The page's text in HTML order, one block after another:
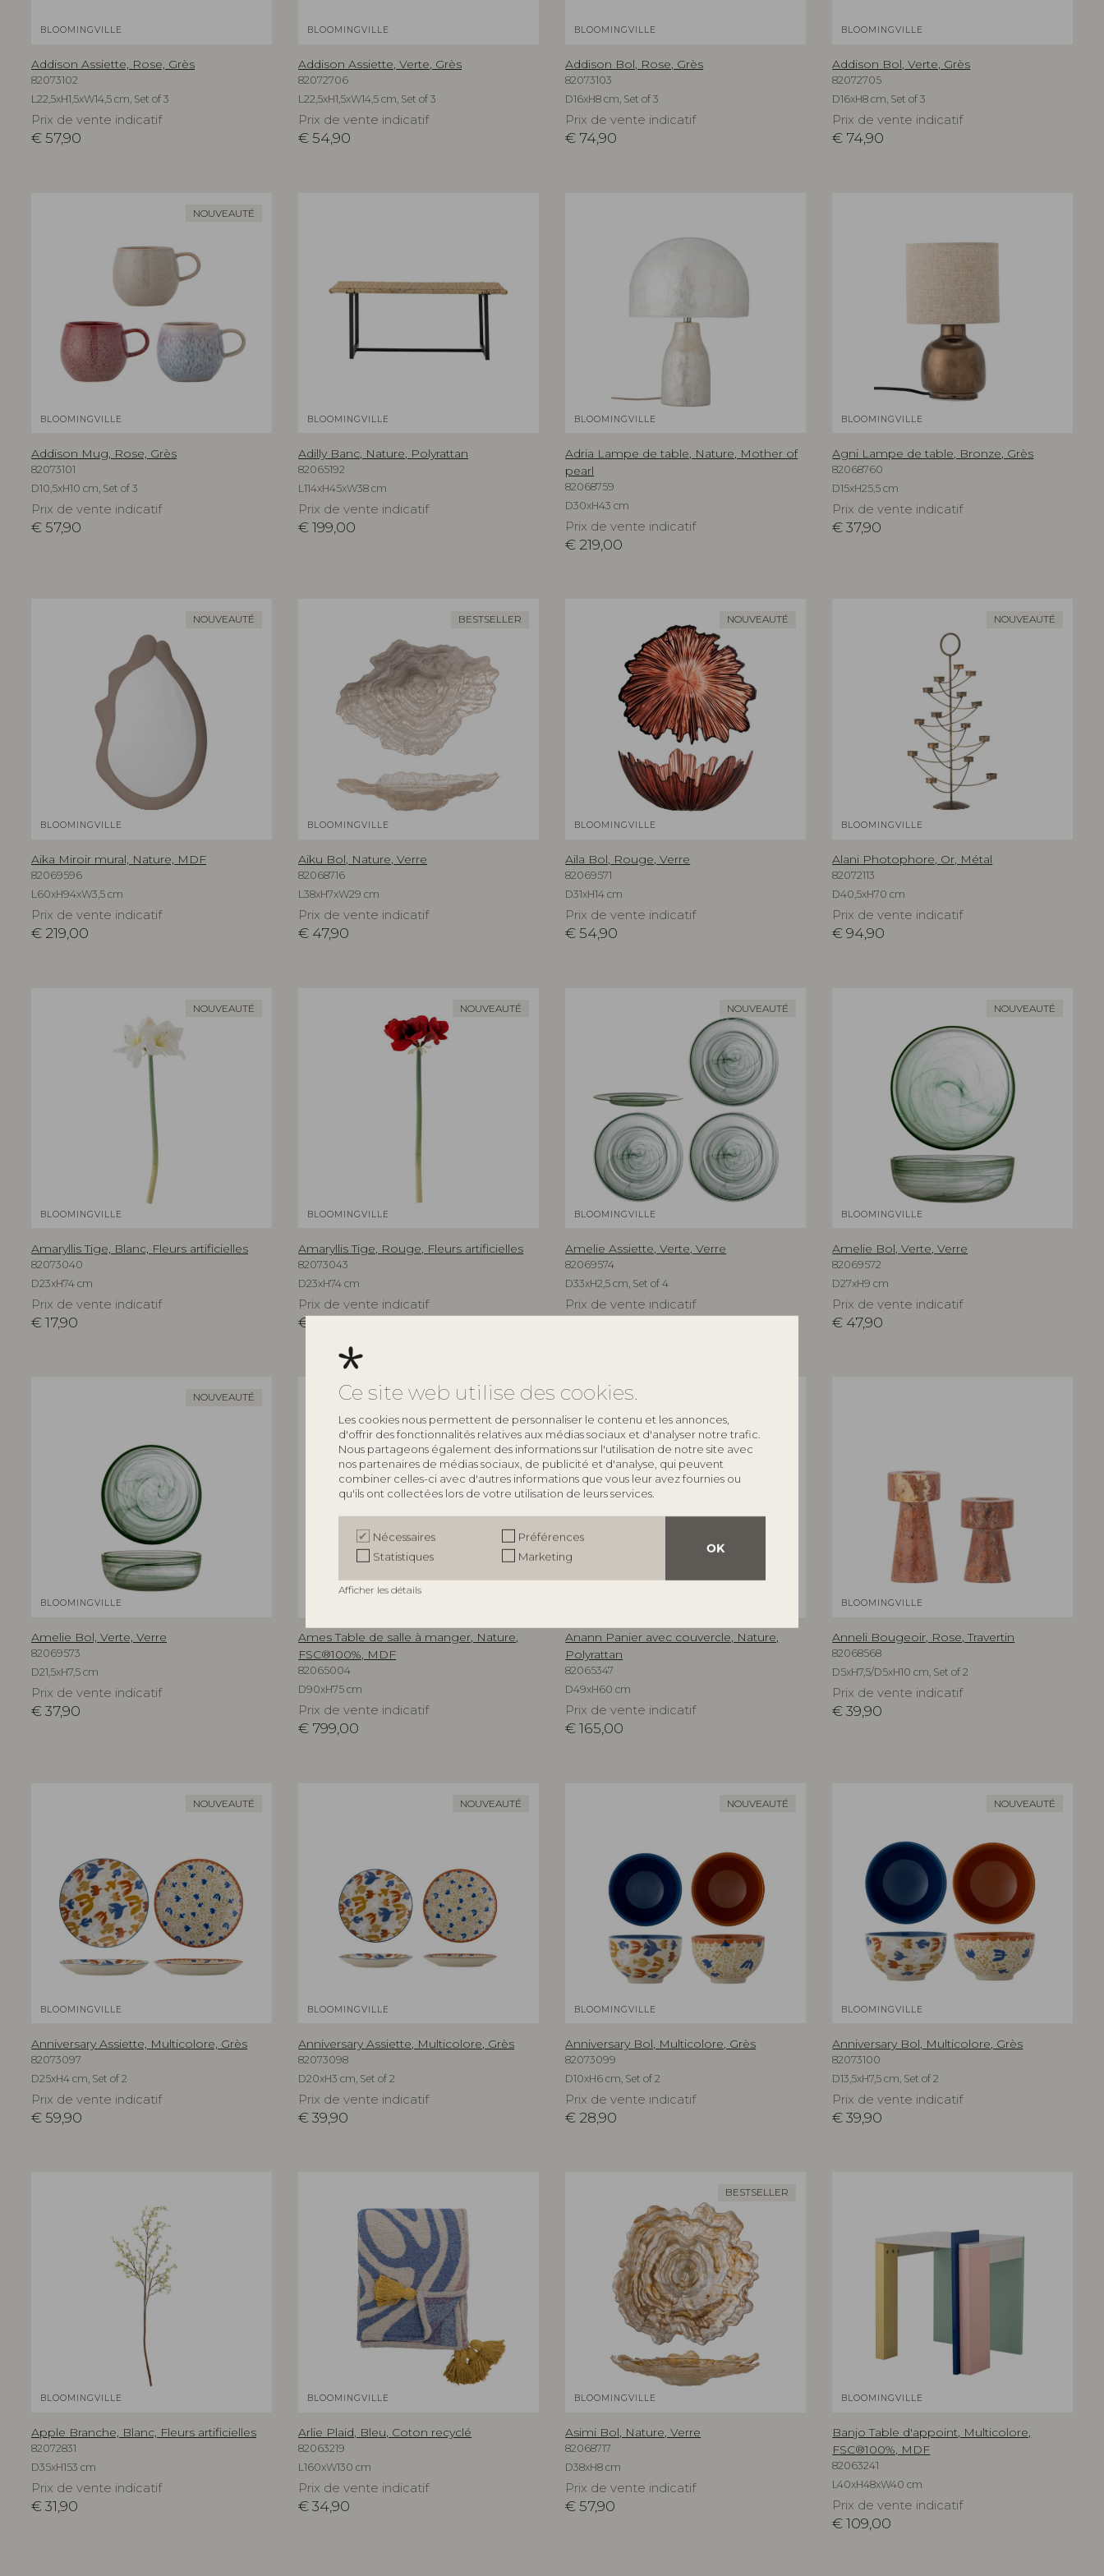
Ce site web utilise des cookies.
Les cookies nous permettent de personnaliser le contenu et les annonces,
d'offrir des fonctionnalités relatives aux médias sociaux et d'analyser notre trafic.
Nous partageons également des informations sur l'utilisation de notre site avec
nos partenaires de médias sociaux, de publicité et d'analyse, qui peuvent
combiner celles-ci avec d'autres informations que vous leur avez fournies ou
qu'ils ont collectées lors de votre utilisation de leurs services.
OK
Nécessaires
Préférences
Statistiques
Marketing
Afficher les détails
BLOOMINGVILLE
Addison Assiette, Rose, Grès
82073102
L22,5xH1,5xW14,5 cm, Set of 3
Prix de vente indicatif
€57,90
BLOOMINGVILLE
Addison Assiette, Verte, Grès
82072706
L22,5xH1,5xW14,5 cm, Set of 3
Prix de vente indicatif
€54,90
BLOOMINGVILLE
Addison Bol, Rose, Grès
82073103
D16xH8 cm, Set of 3
Prix de vente indicatif
€ 74,90
BLOOMINGVILLE
Addison Bol, Verte, Grès
82072705
D16xH8 cm, Set of 3
Prix de vente indicatif
€ 74,90
NOUVEAUTÉ
BLOOMINGVILLE
Addison Mug, Rose, Grès
82073101
D10,5xH10 cm, Set of 3
Prix de vente indicatif
€57,90
BLOOMINGVILLE
Adilly Banc, Nature, Polyrattan
82065192
L114xH45xW38 cm
Prix de vente indicatif
€199,00
BLOOMINGVILLE
Adria Lampe de table, Nature, Mother of
pearl
82068759
D30xH43 cm
Prix de vente indicatif
€ 219,00
BLOOMINGVILLE
Agni Lampe de table, Bronze, Grès
82068760
D15xH25,5 cm
Prix de vente indicatif
€ 37,90
NOUVEAUTÉ
BLOOMINGVILLE
Aika Miroir mural, Nature, MDF
82069596
L60xH94xW3,5 cm
Prix de vente indicatif
€ 219,00
BESTSELLER
BLOOMINGVILLE
Aiku Bol, Nature, Verre
82068716
L38xH7xW29 cm
Prix de vente indicatif
€ 47,90
NOUVEAUTÉ
BLOOMINGVILLE
Aila Bol, Rouge, Verre
82069571
D31xH14 cm
Prix de vente indicatif
€ 54,90
NOUVEAUTÉ
BLOOMINGVILLE
Alani Photophore, Or, Métal
82072113
D40,5xH70 cm
Prix de vente indicatif
€ 94,90
NOUVEAUTÉ
BLOOMINGVILLE
Amaryllis Tige, Blanc, Fleurs artificielles
82073040
D23xH74 cm
Prix de vente indicatif
€17,90
NOUVEAUTÉ
BLOOMINGVILLE
Amaryllis Tige, Rouge, Fleurs artificielles
82073043
D23xH74 cm
Prix de vente indicatif
€
NOUVEAUTÉ
BLOOMINGVILLE
Amelie Assiette, Verte, Verre
82069574
D33xH2,5 cm, Set of 4
Prix de vente indicatif
NOUVEAUTÉ
BLOOMINGVILLE
Amelie Bol, Verte, Verre
82069572
D27xH9 cm
Prix de vente indicatif
€ 47,90
NOUVEAUTÉ
BLOOMINGVILLE
Amelie Bol, Verte, Verre
82069573
D21,5xH7,5 cm
Prix de vente indicatif
€37,90
Ames Table de salle à manger, Nature,
FSC®100%, MDF
82065004
D90xH75 cm
Prix de vente indicatif
€ 799,00
Anann Panier avec couvercle, Nature,
Polyrattan
82065347
D49xH60 cm
Prix de vente indicatif
€ 165,00
BLOOMINGVILLE
Anneli Bougeoir, Rose, Travertin
82068568
D5xH7,5/D5xH10 cm, Set of 2
Prix de vente indicatif
€ 39,90
NOUVEAUTÉ
BLOOMINGVILLE
Anniversary Assiette, Multicolore, Grès
82073097
D25xH4 cm, Set of 2
Prix de vente indicatif
€59,90
NOUVEAUTÉ
BLOOMINGVILLE
Anniversary Assiette, Multicolore, Grès
82073098
D20xH3 cm, Set of 2
Prix de vente indicatif
€39,90
NOUVEAUTÉ
BLOOMINGVILLE
Anniversary Bol, Multicolore, Grès
82073099
D10xH6 cm, Set of 2
Prix de vente indicatif
€ 28,90
NOUVEAUTÉ
BLOOMINGVILLE
Anniversary Bol, Multicolore, Grès
82073100
D13,5xH7,5 cm, Set of 2
Prix de vente indicatif
€ 39,90
BLOOMINGVILLE
Apple Branche, Blanc, Fleurs artificielles
82072831
D35xH153 cm
Prix de vente indicatif
€31,90
BLOOMINGVILLE
Arlie Plaid, Bleu, Coton recyclé
82063219
L160xW130 cm
Prix de vente indicatif
€34,90
BESTSELLER
BLOOMINGVILLE
Asimi Bol, Nature, Verre
82068717
D38xH8 cm
Prix de vente indicatif
€ 57,90
BLOOMINGVILLE
Banjo Table d'appoint, Multicolore,
FSC®100%, MDF
82063241
L40xH48xW40 cm
Prix de vente indicatif
€ 109,00